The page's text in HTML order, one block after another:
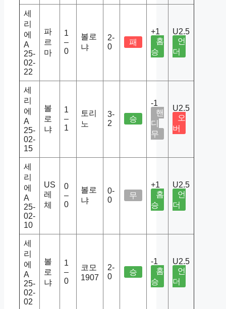
세
리
에
A
25-
02-
22
파
르
마
1
–
0
볼로
냐
2-
0
패
+1
홈
승
U2.5
언
더
세
리
에
A
25-
02-
15
볼
로
냐
1
–
1
토리
노
3-
2
승
-1
핸
디
무
U2.5
오
버
세
리
에
A
25-
02-
10
US
레
체
0
–
0
볼로
냐
0-
0
무
+1
홈
승
U2.5
언
더
세
리
에
A
25-
02-
02
볼
로
냐
1
–
0
코모
1907
2-
0
승
-1
홈
승
U2.5
언
더